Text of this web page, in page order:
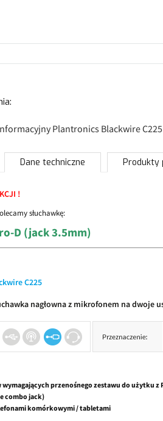
Plantronics Blackwire C225
Dane techniczne Produkty
!
słuchawkę:
D (jack 3.5mm)
C225
nagłowna z mikrofonem na dwoje
przenośnego zestawu do użytku z
combo jack)
komórkowymi / tabletami